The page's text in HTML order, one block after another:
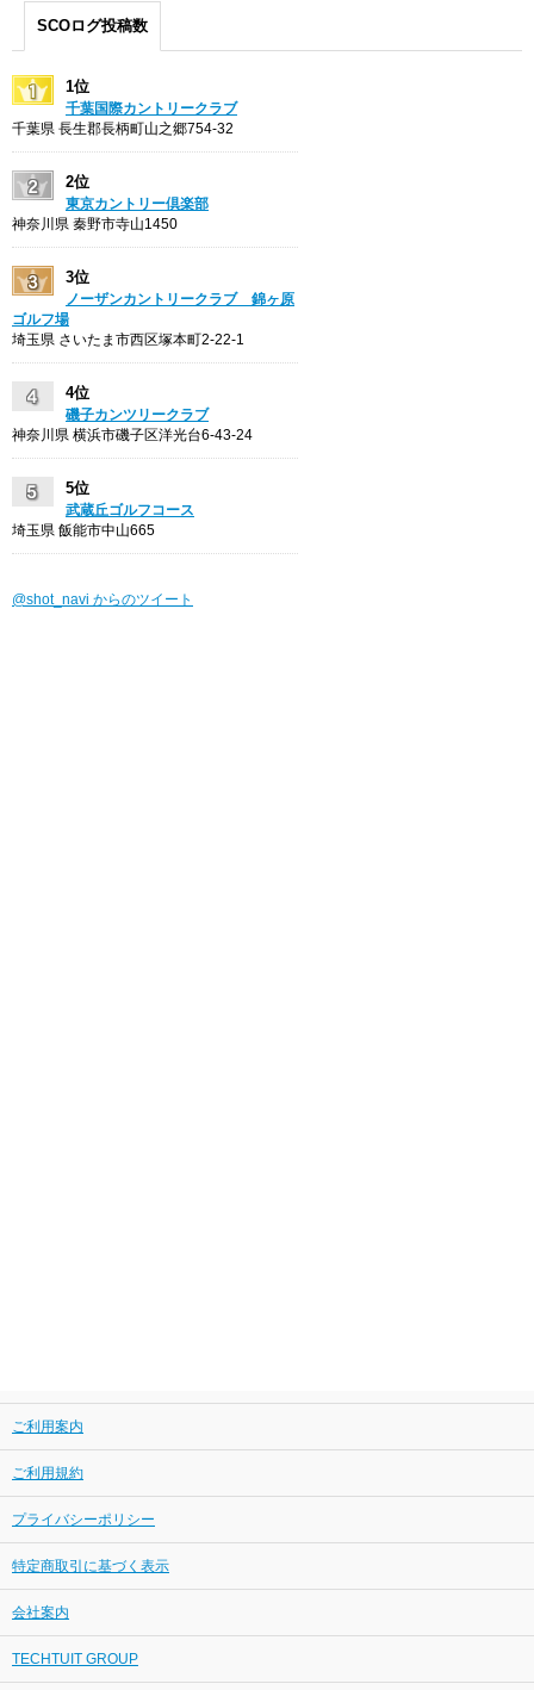
SCOログ投稿数
1位
千葉国際カントリークラブ
千葉県 長生郡長柄町山之郷754-32
2位
東京カントリー倶楽部
神奈川県 秦野市寺山1450
3位
ノーザンカントリークラブ 錦ヶ原
ゴルフ場
埼玉県 さいたま市西区塚本町2-22-1
4位
磯子カンツリークラブ
神奈川県 横浜市磯子区洋光台6-43-24
5位
武蔵丘ゴルフコース
埼玉県 飯能市中山665
@shot_navi からのツイート
ご利用案内
ご利用規約
プライバシーポリシー
特定商取引に基づく表示
会社案内
TECHTUIT GROUP